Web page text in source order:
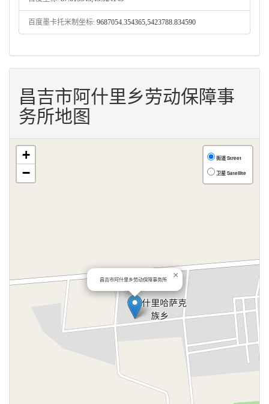
百度墨卡托米制坐标: 9687054.354365,5423788.834590
昌吉市阿什里乡劳动保障事
务所地图
昌吉市阿什里乡劳动保障事务所 ×
+
−
街道 Street
卫星 Satellite